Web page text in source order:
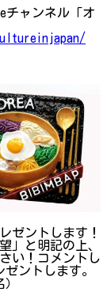
チャンネル「オ
ゼントします！
」と明記の上、
い！コメントし
ントします。